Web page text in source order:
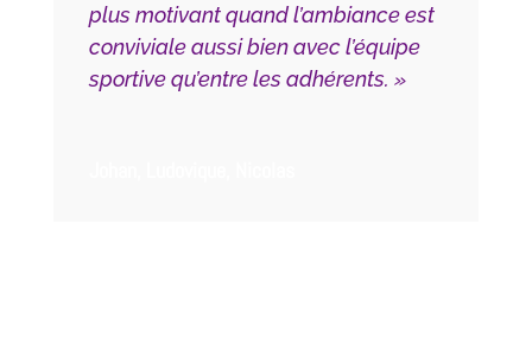
plus motivant quand l’ambiance est
conviviale aussi bien avec l’équipe
sportive qu’entre les adhérents. »